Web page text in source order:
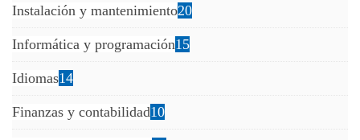
Instalación y mantenimiento20
Informática y programación15
Idiomas14
Finanzas y contabilidad10